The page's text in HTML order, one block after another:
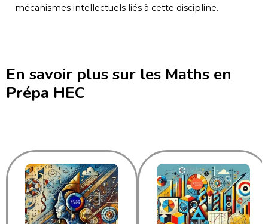
mécanismes intellectuels liés à cette discipline.
En savoir plus sur les Maths en
Prépa HEC